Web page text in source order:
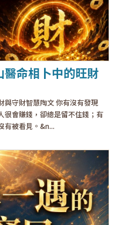
醫命相卜中的旺財
與守財智慧陶文 你有沒有發現
會賺錢，卻總是留不住錢；有
有被看見。&n...